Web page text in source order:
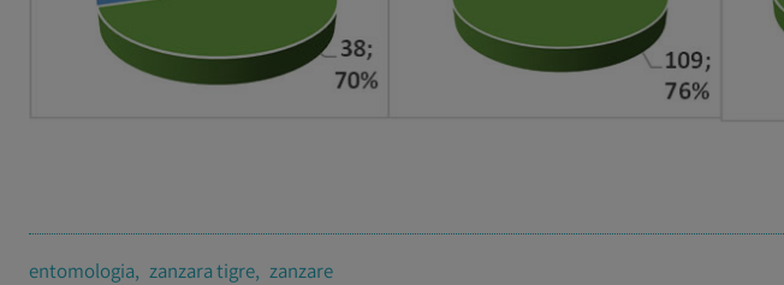
entomologia zanzara tigre zanzare